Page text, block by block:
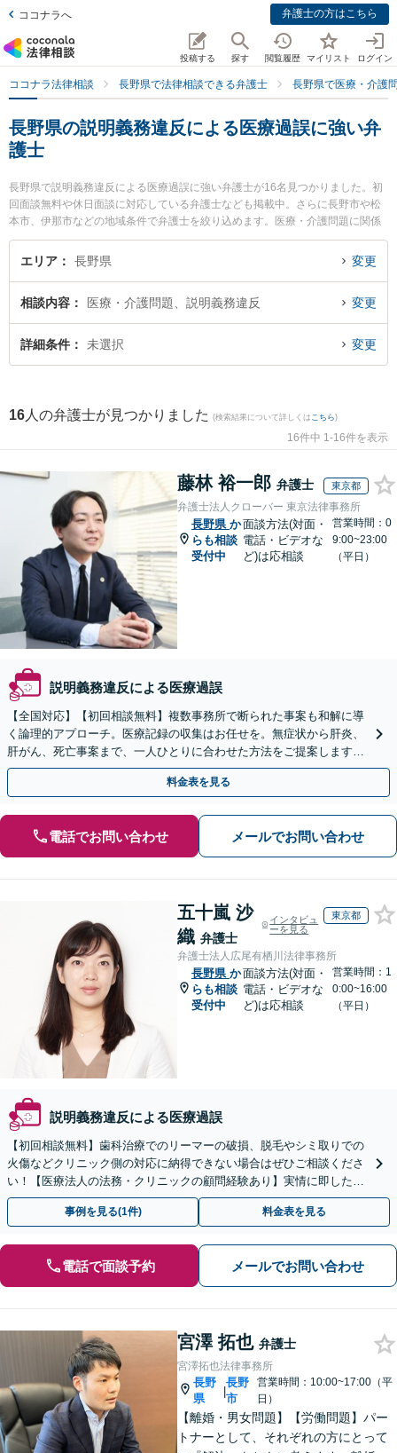
ココナラへ 弁護士の方はこちら
投稿する 探す 閲覧履歴 マイリスト ログイン
ココナラ法律相談 長野県で法律相談できる弁護士 長野県で医療・介護
長野県の説明義務違反による医療過誤に強い弁
護士
長野県で説明義務違反による医療過誤に強い弁護士が16名見つかりました。初
回面談無料や休日面談に対応している弁護士なども掲載中。さらに長野市や松
本市、伊那市などの地域条件で弁護士を絞り込めます。医療・介護問題に関係
する歯科治療ミスや美容整形のトラブル、産婦人科の訴訟等の細かな分野での
絞り込み検索もでき便利です。特に宮澤拓也法律事務所の宮澤 拓也弁護士やお
間に発生した説明義務違反による医療過誤のトラブルを今すぐに弁護士に相談
したい』『説明義務違反による医療過誤のトラブル解決の実績豊富な近くの弁
護士を検索したい』『初回相談無料で説明義務違反による医療過誤を法律相談
エリア 長野県 変更
相談内容 医療・介護問題、説明義務違反 変更
詳細条件 未選択 変更
16 人の弁護士が見つかりました (検索結果について詳しくは こちら)
16件中 1-16件を表示
藤林 裕一郎 弁護士 東京都
弁護士法人クローバー 東京法律事務所
長野県 か
らも相談
受付中
面談方法(対面・
電話・ビデオな
ど)は応相談
営業時間：0
9:00~23:00
（平日）
説明義務違反による医療過誤
【全国対応】【初回相談無料】複数事務所で断られた事案も和解に導
く論理的アプローチ。医療記録の収集はお任せを。無症状から肝炎、
肝がん、死亡事案まで、一人ひとりに合わせた方法をご提案します。
手続きの負担を減らし、権利を守ります。
料金表を見る
電話でお問い合わせ メールでお問い合わせ
五十嵐 沙
織 弁護士
インタビュ
ーを見る
東京都
弁護士法人広尾有栖川法律事務所
長野県 か
らも相談
受付中
面談方法(対面・
電話・ビデオな
ど)は応相談
営業時間：1
0:00~16:00
（平日）
説明義務違反による医療過誤
【初回相談無料】歯科治療でのリーマーの破損、脱毛やシミ取りでの
火傷などクリニック側の対応に納得できない場合はぜひご相談くださ
い！【医療法人の法務・クリニックの顧問経験あり】実情に即したア
ドバイスで、納得のできるトラブルの解決を目指します。
事例を見る(1件) 料金表を見る
電話で面談予約 メールでお問い合わせ
宮澤 拓也 弁護士
宮澤拓也法律事務所
長野
県
|
長野
市
営業時間：10:00~17:00（平
日）
【離婚・男女問題】【労働問題】パー
トナーとして、それぞれの方にとって